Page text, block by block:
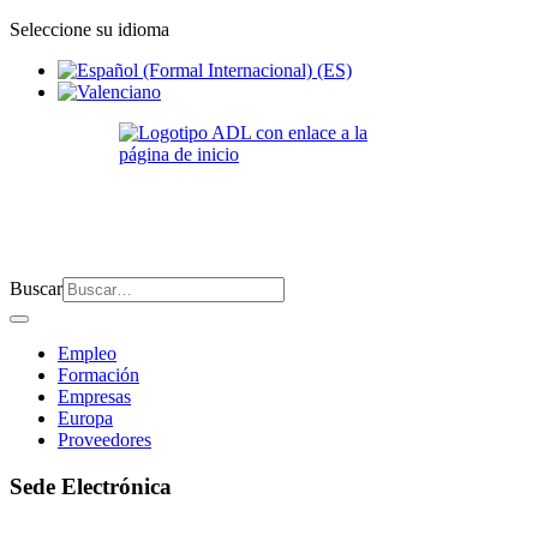
Seleccione su idioma
Buscar
Empleo
Formación
Empresas
Europa
Proveedores
Sede Electrónica